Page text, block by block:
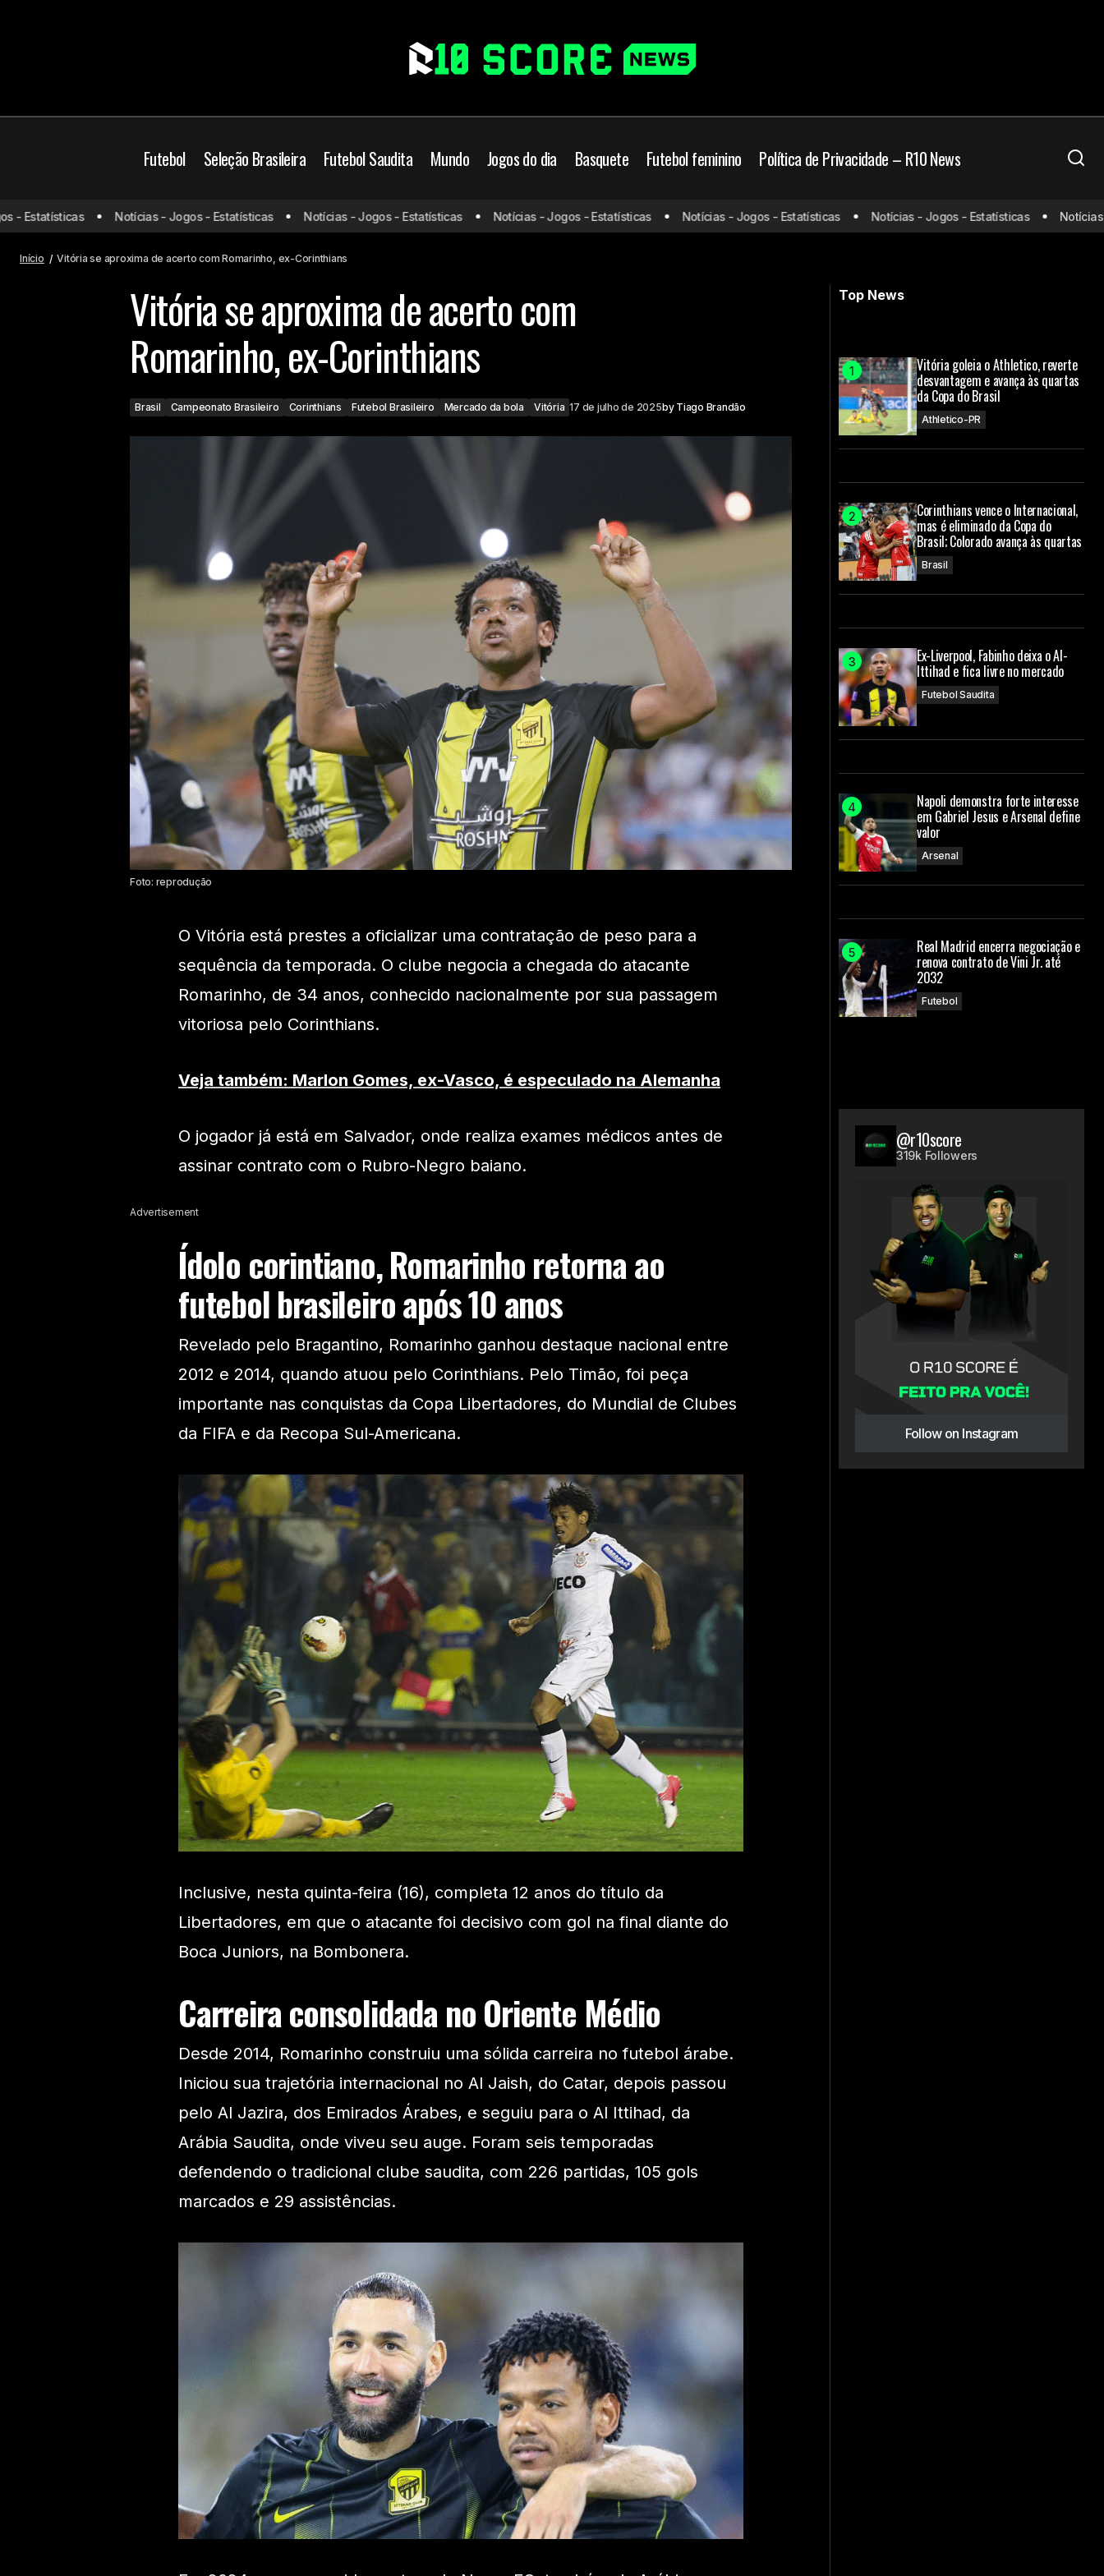
Futebol Seleção Brasileira Futebol Saudita Mundo Jogos do dia Basquete Futebol feminino Política de Privacidade – R10 News
Internacional surpreende e anuncia
contratação do volante Richard
Brasil Campeonato Brasileiro Corinthians
Futebol Brasileiro
Mercado da bola
Vitória
Vitória se aproxima de acerto com
Romarinho, ex-Corinthians
Botafogo oficializa a contratação da
joia colombiana Jordan Barrera
Notícias - Jogos - Estatísticas Notícias - Jogos - Estatísticas Notícias - Jogos - Estatísticas Notícias - Jogos - Estatísticas Notícias - Jogos - Estatísticas Notícias -
Início Vitória se aproxima de acerto com Romarinho, ex-Corinthians
Vitória se aproxima de acerto com
Romarinho, ex-Corinthians
Brasil Campeonato Brasileiro Corinthians Futebol Brasileiro Mercado da bola Vitória 17 de julho de 2025by Tiago Brandão
Foto: reprodução
O Vitória está prestes a oficializar uma contratação de peso para a
sequência da temporada. O clube negocia a chegada do atacante
Romarinho, de 34 anos, conhecido nacionalmente por sua passagem
vitoriosa pelo Corinthians.
Veja também: Marlon Gomes, ex-Vasco, é especulado na Alemanha
O jogador já está em Salvador, onde realiza exames médicos antes de
assinar contrato com o Rubro-Negro baiano.
Advertisement
Ídolo corintiano, Romarinho retorna ao
futebol brasileiro após 10 anos
Revelado pelo Bragantino, Romarinho ganhou destaque nacional entre
2012 e 2014, quando atuou pelo Corinthians. Pelo Timão, foi peça
importante nas conquistas da Copa Libertadores, do Mundial de Clubes
da FIFA e da Recopa Sul-Americana.
Inclusive, nesta quinta-feira (16), completa 12 anos do título da
Libertadores, em que o atacante foi decisivo com gol na final diante do
Boca Juniors, na Bombonera.
Carreira consolidada no Oriente Médio
Desde 2014, Romarinho construiu uma sólida carreira no futebol árabe.
Iniciou sua trajetória internacional no Al Jaish, do Catar, depois passou
pelo Al Jazira, dos Emirados Árabes, e seguiu para o Al Ittihad, da
Arábia Saudita, onde viveu seu auge. Foram seis temporadas
defendendo o tradicional clube saudita, com 226 partidas, 105 gols
marcados e 29 assistências.
Top News
Vitória goleia o Athletico, reverte
desvantagem e avança às quartas
da Copa do Brasil
Athletico-PR
Corinthians vence o Internacional,
mas é eliminado da Copa do
Brasil; Colorado avança às quartas
Brasil
Ex-Liverpool, Fabinho deixa o Al-
Ittihad e fica livre no mercado
Futebol Saudita
Napoli demonstra forte interesse
em Gabriel Jesus e Arsenal define
valor
Arsenal
Real Madrid encerra negociação e
renova contrato de Vini Jr. até
2032
Futebol
@r10score
319k Followers
Follow on Instagram